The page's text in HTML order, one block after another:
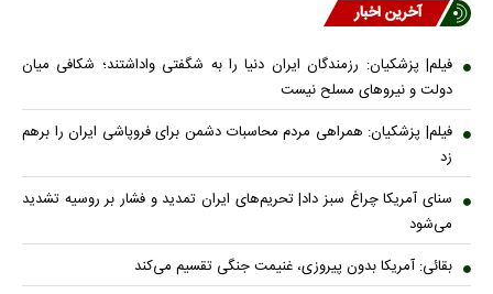
آخرین اخبار
فیلم| پزشکیان: رزمندگان ایران دنیا را به شگفتی واداشتند؛ شکافی میان
دولت و نیروهای مسلح نیست
فیلم| پزشکیان: همراهی مردم محاسبات دشمن برای فروپاشی ایران را برهم
زد
سنای آمریکا چراغ سبز داد| تحریم‌های ایران تمدید و فشار بر روسیه تشدید
می‌شود
بقائی: آمریکا بدون پیروزی، غنیمت جنگی تقسیم می‌کند